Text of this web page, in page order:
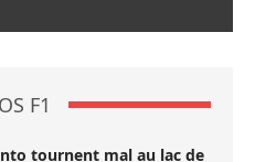
F1
tournent mal au lac de